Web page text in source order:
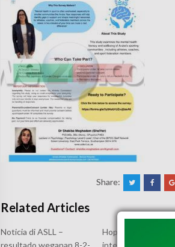
Share:
Related Articles
Noticia di ASLL –
resultado weganan 8-2-
Hopi interes local y
internacional pa e